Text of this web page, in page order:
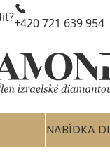
+420 721 639 954
NABÍDKA